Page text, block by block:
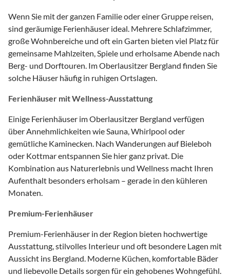
Wenn Sie mit der ganzen Familie oder einer Gruppe reisen,
sind geräumige Ferienhäuser ideal. Mehrere Schlafzimmer,
große Wohnbereiche und oft ein Garten bieten viel Platz für
gemeinsame Mahlzeiten, Spiele und erholsame Abende nach
Berg- und Dorftouren. Im Oberlausitzer Bergland finden Sie
solche Häuser häufig in ruhigen Ortslagen.
Ferienhäuser mit Wellness-Ausstattung
Einige Ferienhäuser im Oberlausitzer Bergland verfügen
über Annehmlichkeiten wie Sauna, Whirlpool oder
gemütliche Kaminecken. Nach Wanderungen auf Bieleboh
oder Kottmar entspannen Sie hier ganz privat. Die
Kombination aus Naturerlebnis und Wellness macht Ihren
Aufenthalt besonders erholsam – gerade in den kühleren
Monaten.
Premium-Ferienhäuser
Premium-Ferienhäuser in der Region bieten hochwertige
Ausstattung, stilvolles Interieur und oft besondere Lagen mit
Aussicht ins Bergland. Moderne Küchen, komfortable Bäder
und liebevolle Details sorgen für ein gehobenes Wohngefühl.